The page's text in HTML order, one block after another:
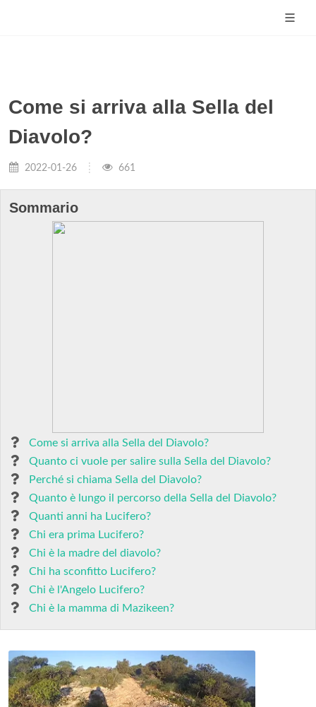
Come si arriva alla Sella del
Diavolo?
2022-01-26 661
Sommario
Come si arriva alla Sella del Diavolo?
Quanto ci vuole per salire sulla Sella del Diavolo?
Perché si chiama Sella del Diavolo?
Quanto è lungo il percorso della Sella del Diavolo?
Quanti anni ha Lucifero?
Chi era prima Lucifero?
Chi è la madre del diavolo?
Chi ha sconfitto Lucifero?
Chi è l'Angelo Lucifero?
Chi è la mamma di Mazikeen?